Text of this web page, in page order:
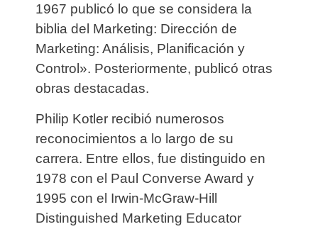
1967 publicó lo que se considera la
biblia del Marketing: Dirección de
Marketing: Análisis, Planificación y
Control». Posteriormente, publicó otras
obras destacadas.
Philip Kotler recibió numerosos
reconocimientos a lo largo de su
carrera. Entre ellos, fue distinguido en
1978 con el Paul Converse Award y
1995 con el Irwin-McGraw-Hill
Distinguished Marketing Educator